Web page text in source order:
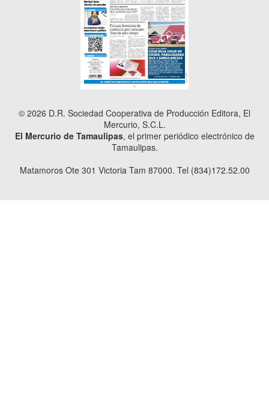
© 2026 D.R. Sociedad Cooperativa de Producción Editora, El
Mercurio, S.C.L.
El Mercurio de Tamaulipas, el primer periódico electrónico de
Tamaulipas.
Matamoros Ote 301 Victoria Tam 87000. Tel (834)172.52.00